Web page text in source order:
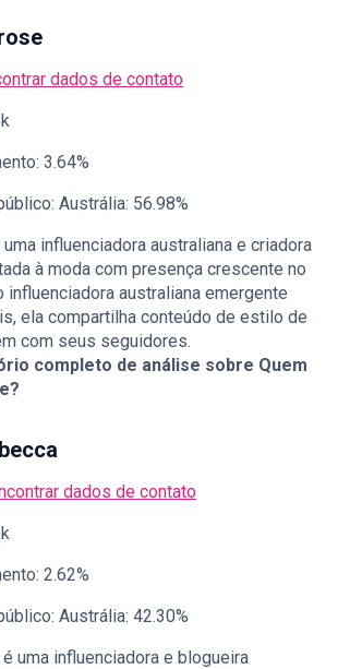
dados de contato
3.64%
Austrália: 56.98%
influenciadora australiana e criadora
à moda com presença crescente no
influenciadora australiana emergente
ela compartilha conteúdo de estilo de
com seus seguidores.
completo de análise sobre Quem
dados de contato
2.62%
Austrália: 42.30%
uma influenciadora e blogueira